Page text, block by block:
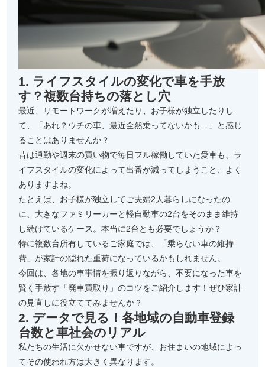
1. ライフスタイルの変化で車を手放
す？複数台持ちの落とし穴
最近、リモートワークが増えたり、お子様が独立したりし
て、「あれ？ウチの車、最近全然乗ってないかも…」と感じ
ることはありませんか？
昔は通勤や週末の買い物で毎日フル稼働していた愛車も、ラ
イフスタイルの変化によって出番が減ってしまうこと、よく
ありますよね。
たとえば、お子様が独立してご夫婦2人暮らしになったの
に、大きなファミリーカーと軽自動車の2台をそのまま維持
し続けているケース。本当に2台とも必要でしょうか？
特に複数台所有しているご家庭では、「乗らない車の維持
費」が家計の隠れた重荷になっているかもしれません。
今回は、各地の車事情を振り返りながら、不要になった車を
賢く手放す「廃車買取り」のコツをご紹介します！ぜひ家計
の見直しに役立ててみませんか？
2. データで見る！各地域の自動車登録
台数と車社会のリアル
私たちの生活に欠かせない車ですが、お住まいの地域によっ
てその使われ方は大きく異なります。